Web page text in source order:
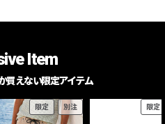
Item
買えない限定アイテム
限定 別注 限定